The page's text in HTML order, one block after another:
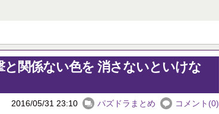
と関係ない色を 消さないといけな
コメント(0)
パズドラまとめ
2016/05/31 23:10